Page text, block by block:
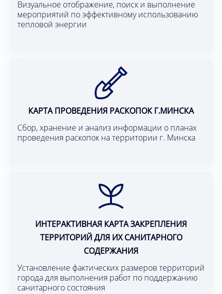
Визуальное отображение, поиск и выполнение
мероприятий по эффективному использованию
тепловой энергии
КАРТА ПРОВЕДЕНИЯ РАСКОПОК Г.МИНСКА
Сбор, хранение и анализ информации о планах
проведения раскопок на территории г. Минска
ИНТЕРАКТИВНАЯ КАРТА ЗАКРЕПЛЕНИЯ
ТЕРРИТОРИЙ ДЛЯ ИХ САНИТАРНОГО
СОДЕРЖАНИЯ
Установление фактических размеров территорий
города для выполнения работ по поддержанию
санитарного состояния